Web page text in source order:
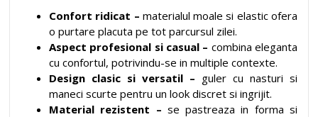
Confort ridicat – materialul moale si elastic ofera
o purtare placuta pe tot parcursul zilei.
Aspect profesional si casual – combina eleganta
cu confortul, potrivindu-se in multiple contexte.
Design clasic si versatil – guler cu nasturi si
maneci scurte pentru un look discret si ingrijit.
Material rezistent – se pastreaza in forma si